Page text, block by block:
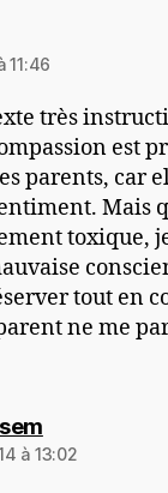
:
11:46
très
est
parents, car
Mais
toxique,
tout en
ne me
dit :
à 13:02